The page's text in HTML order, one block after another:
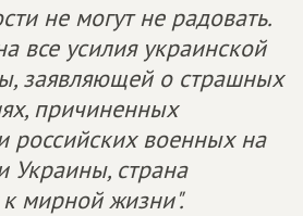
не могут не радовать.
все усилия украинской
заявляющей о страшных
причиненных
российских военных на
Украины, страна
мирной жизни".